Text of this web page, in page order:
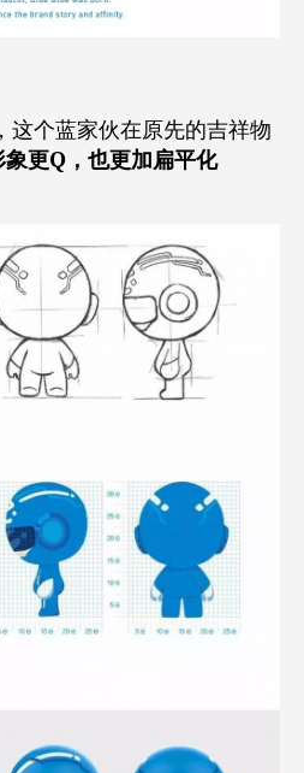
这个蓝家伙在原先的吉祥物
象更Q，也更加扁平化